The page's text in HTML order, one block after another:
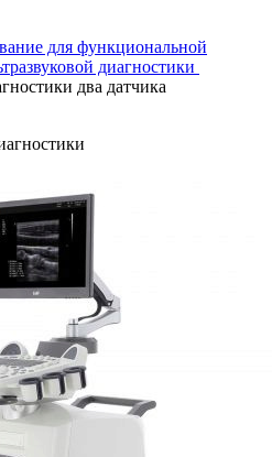
для функциональной
диагностики
два датчика